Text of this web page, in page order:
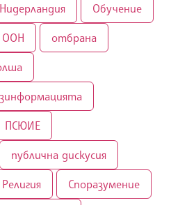
Нидерландия Обучение
ООН отбрана
ПСЮИЕ
публична дискусия
Религия Споразумение